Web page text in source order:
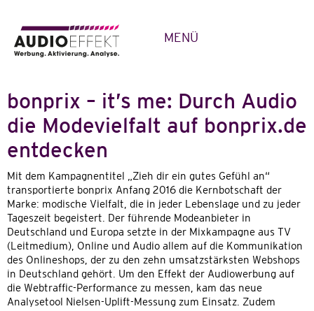
MENÜ
bonprix – it’s me: Durch Audio
die Modevielfalt auf bonprix.de
entdecken
Mit dem Kampagnentitel „Zieh dir ein gutes Gefühl an“
transportierte bonprix Anfang 2016 die Kernbotschaft der
Marke: modische Vielfalt, die in jeder Lebenslage und zu jeder
Tageszeit begeistert. Der führende Modeanbieter in
Deutschland und Europa setzte in der Mixkampagne aus TV
(Leitmedium), Online und Audio allem auf die Kommunikation
des Onlineshops, der zu den zehn umsatzstärksten Webshops
in Deutschland gehört. Um den Effekt der Audiowerbung auf
die Webtraffic-Performance zu messen, kam das neue
Analysetool Nielsen-Uplift-Messung zum Einsatz. Zudem